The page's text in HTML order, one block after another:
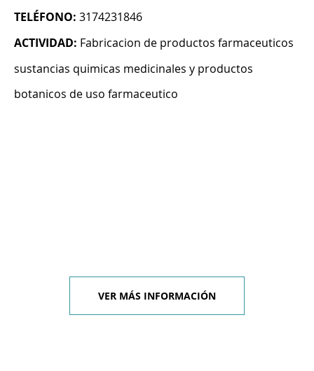
TELÉFONO: 3174231846
ACTIVIDAD: Fabricacion de productos farmaceuticos
sustancias quimicas medicinales y productos
botanicos de uso farmaceutico
VER MÁS INFORMACIÓN